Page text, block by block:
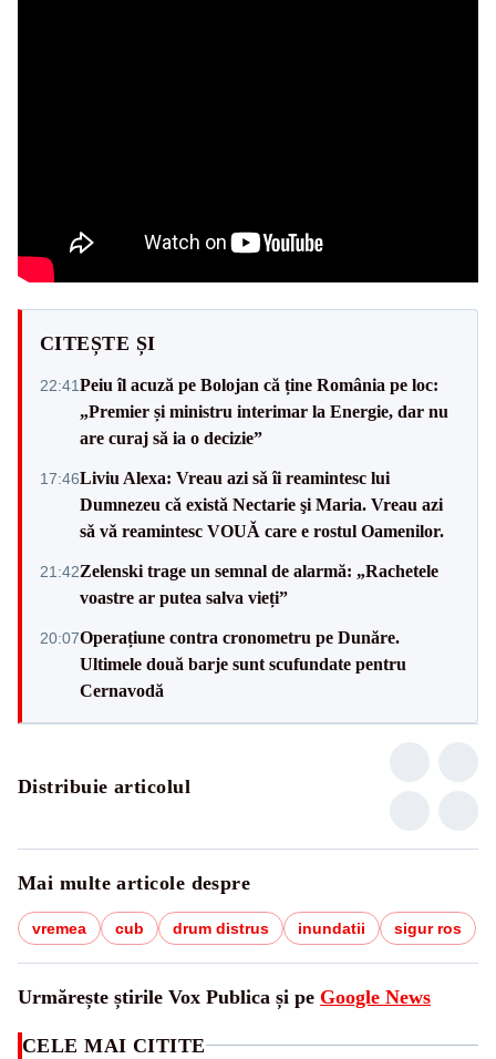
CITEȘTE ȘI
22:41Peiu îl acuză pe Bolojan că ține România pe loc:
„Premier și ministru interimar la Energie, dar nu
are curaj să ia o decizie”
17:46Liviu Alexa: Vreau azi sǎ îi reamintesc lui
Dumnezeu cǎ existǎ Nectarie şi Maria. Vreau azi
sǎ vǎ reamintesc VOUǍ care e rostul Oamenilor.
21:42Zelenski trage un semnal de alarmă: „Rachetele
voastre ar putea salva vieți”
20:07Operațiune contra cronometru pe Dunăre.
Ultimele două barje sunt scufundate pentru
Cernavodă
Distribuie articolul
Mai multe articole despre
vremea cub drum distrus inundatii sigur ros
Urmărește știrile Vox Publica și pe Google News
CELE MAI CITITE